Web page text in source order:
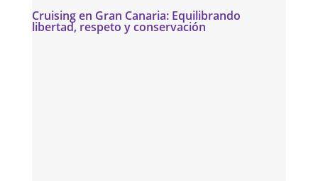
Cruising en Gran Canaria: Equilibrando
libertad, respeto y conservación